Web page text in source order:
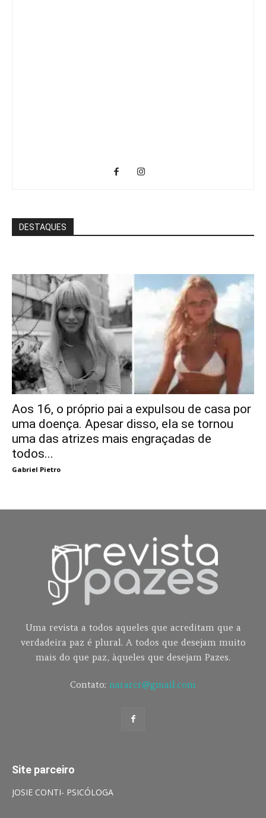
DESTAQUES
Aos 16, o próprio pai a expulsou de casa por
uma doença. Apesar disso, ela se tornou
uma das atrizes mais engraçadas de
todos...
Gabriel Pietro
Uma revista a todos aqueles que acreditam que a
verdadeira paz é plural. A todos que desejam muito
mais do que paz, àqueles que desejam Pazes.
Contato: nararcr@gmail.com
Site parceiro
JOSIE CONTI- PSICÓLOGA